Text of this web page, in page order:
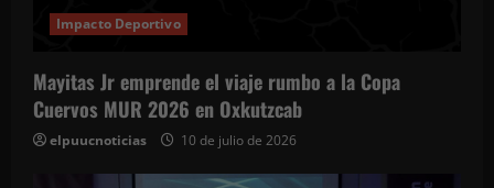
Impacto Deportivo
Mayitas Jr emprende el viaje rumbo a la Copa
Cuervos MUR 2026 en Oxkutzcab
elpuucnoticias 10 de julio de 2026